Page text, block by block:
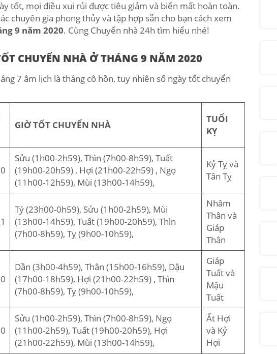
tốt, mọi điều xui rủi được tiêu giảm và biến mất hoàn toàn.
chuyên gia phong thủy và tập hợp sẵn cho bạn cách xem
9 năm 2020. Cùng Chuyển nhà 24h tìm hiểu nhé!
CHUYỂN NHÀ Ở THÁNG 9 NĂM 2020
7 âm lịch là tháng cô hồn, tuy nhiên số ngày tốt chuyển
GIỜ TỐT CHUYỂN NHÀ
TUỔI
KỴ
Sửu (1h00-2h59), Thìn (7h00-8h59), Tuất
(19h00-20h59) , Hợi (21h00-22h59) , Ngọ
(11h00-12h59), Mùi (13h00-14h59),
Kỷ Tỵ và
Tân Tỵ
Tý (23h00-0h59), Sửu (1h00-2h59), Mùi
(13h00-14h59), Tuất (19h00-20h59), Thìn
(7h00-8h59), Tỵ (9h00-10h59),
Nhâm
Thân và
Giáp
Thân
Dần (3h00-4h59), Thân (15h00-16h59), Dậu
(17h00-18h59), Hợi (21h00-22h59) , Thìn
(7h00-8h59), Tỵ (9h00-10h59),
Giáp
Tuất và
Mậu
Tuất
Sửu (1h00-2h59), Thìn (7h00-8h59), Ngọ
(11h00-2h59), Tuất (19h00-20h59), Hợi
(21h00-22h59), Mùi (13h00-14h59),
Ất Hợi
và Kỷ
Hợi